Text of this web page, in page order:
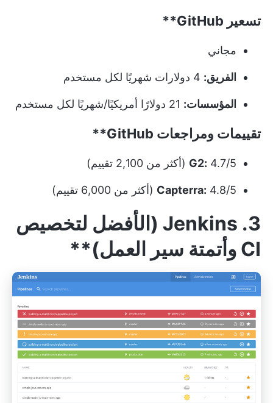
تسعير GitHub**
مجاني
الفريق:
المؤسسات:
تقييمات ومراجعات GitHub**
G2: 4.7/5 (أكثر من 2,100 تقييم)
Capterra: 4.8/5 (أكثر من 6,000 تقييم)
3. Jenkins
(الأفضل لتخصيص
CI وأتمتة سير العمل)**